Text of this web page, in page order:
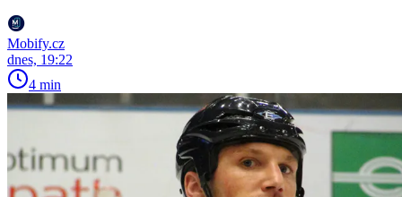
Mobify.cz
dnes, 19:22
4 min